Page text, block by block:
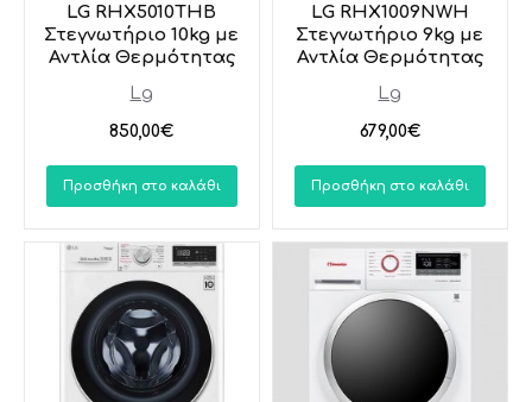
Lg
LG RHX5010THB
Στεγνωτήριο 10kg με
Αντλία Θερμότητας
850,00€
Προσθήκη στο καλάθι
Lg
LG RHX1009NWH
Στεγνωτήριο 9kg με
Αντλία Θερμότητας
679,00€
Προσθήκη στο καλάθι